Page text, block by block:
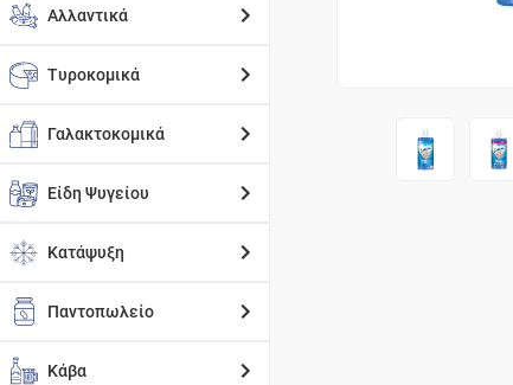
Αλλαντικά
Τυροκομικά
Γαλακτοκομικά
Είδη Ψυγείου
Κατάψυξη
Παντοπωλείο
Κάβα